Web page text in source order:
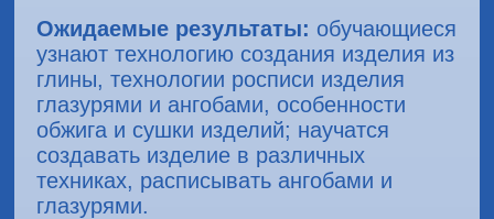
Ожидаемые результаты: обучающиеся
узнают технологию создания изделия из
глины, технологии росписи изделия
глазурями и ангобами, особенности
обжига и сушки изделий; научатся
создавать изделие в различных
техниках, расписывать ангобами и
глазурями.